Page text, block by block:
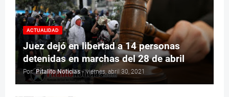
ACTUALIDAD
Juez dejó en libertad a 14 personas
detenidas en marchas del 28 de abril
Por: Pitalito Noticias - viernes, abril 30, 2021